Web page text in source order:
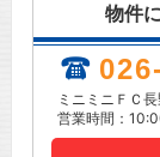
物件
ミニミニＦＣ
営業時間：